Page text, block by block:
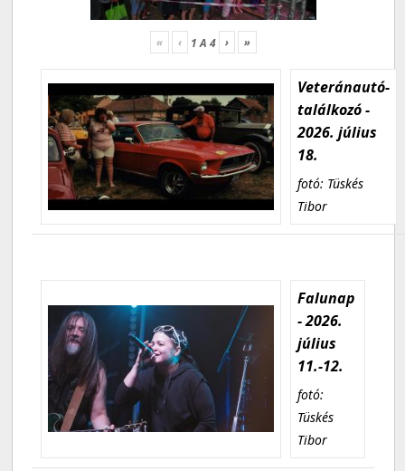
« ‹ 1A 4 › »
Veteránautó-
találkozó -
2026. július
18.
fotó: Tüskés
Tibor
Falunap
- 2026.
július
11.-12.
fotó:
Tüskés
Tibor